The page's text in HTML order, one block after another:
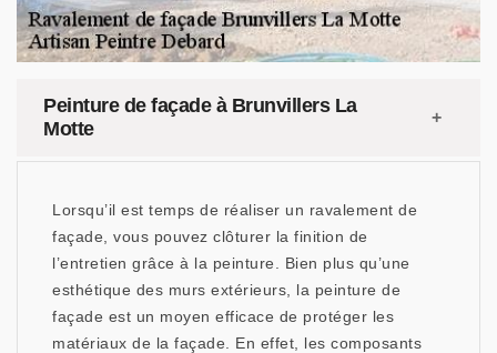
Peinture de façade à Brunvillers La
Motte
Lorsqu’il est temps de réaliser un ravalement de
façade, vous pouvez clôturer la finition de
l’entretien grâce à la peinture. Bien plus qu’une
esthétique des murs extérieurs, la peinture de
façade est un moyen efficace de protéger les
matériaux de la façade. En effet, les composants